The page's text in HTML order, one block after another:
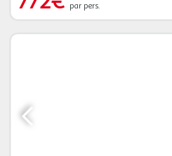
par pers.